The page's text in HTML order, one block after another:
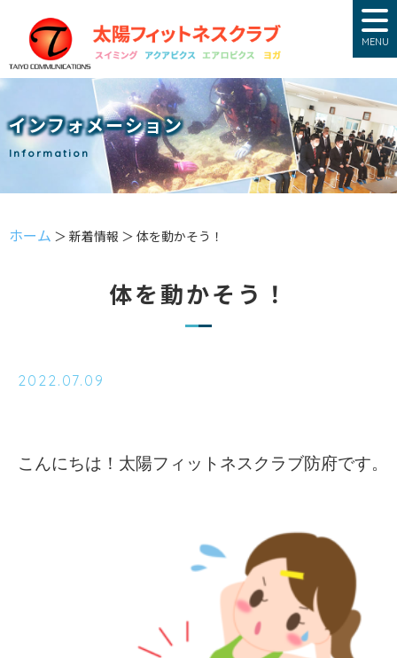
MENU
インフォメーション
Information
ホーム ＞ 新着情報 ＞ 体を動かそう！
体を動かそう！
2022.07.09